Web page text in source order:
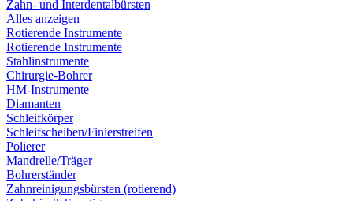
Zahn- und Interdentalbürsten
Alles anzeigen
Rotierende Instrumente
Rotierende Instrumente
Stahlinstrumente
Chirurgie-Bohrer
HM-Instrumente
Diamanten
Schleifkörper
Schleifscheiben/Finierstreifen
Polierer
Mandrelle/Träger
Bohrerständer
Zahnreinigungsbürsten (rotierend)